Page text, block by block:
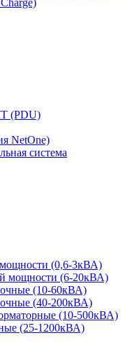
(PDU)
NetOne)
система
(0,6-3кВА)
мощности (6-20кВА)
(10-60кВА)
(40-200кВА)
(10-500кВА)
(25-1200кВА)